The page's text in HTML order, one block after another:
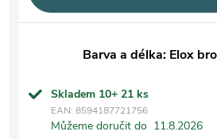
Barva a délka: Elox
Skladem 10+ 21 ks
EAN: 8594187721756
Můžeme doručit do 11.8.2026